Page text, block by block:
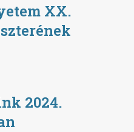
XX.
2024.